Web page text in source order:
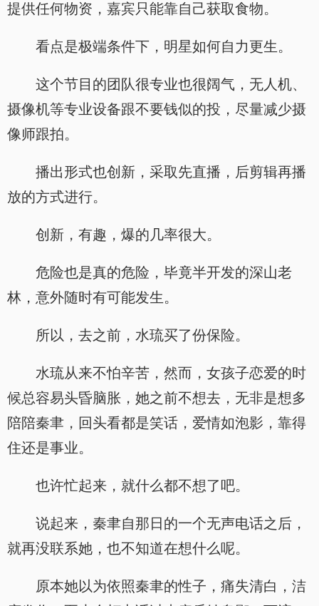
提供任何物资，嘉宾只能靠自己获取食物。
看点是极端条件下，明星如何自力更生。
这个节目的团队很专业也很阔气，无人机、
摄像机等专业设备跟不要钱似的投，尽量减少摄
像师跟拍。
播出形式也创新，采取先直播，后剪辑再播
放的方式进行。
创新，有趣，爆的几率很大。
危险也是真的危险，毕竟半开发的深山老
林，意外随时有可能发生。
所以，去之前，水琉买了份保险。
水琉从来不怕辛苦，然而，女孩子恋爱的时
候总容易头昏脑胀，她之前不想去，无非是想多
陪陪秦聿，回头看都是笑话，爱情如泡影，靠得
住还是事业。
也许忙起来，就什么都不想了吧。
说起来，秦聿自那日的一个无声电话之后，
就再没联系她，也不知道在想什么呢。
原本她以为依照秦聿的性子，痛失清白，洁